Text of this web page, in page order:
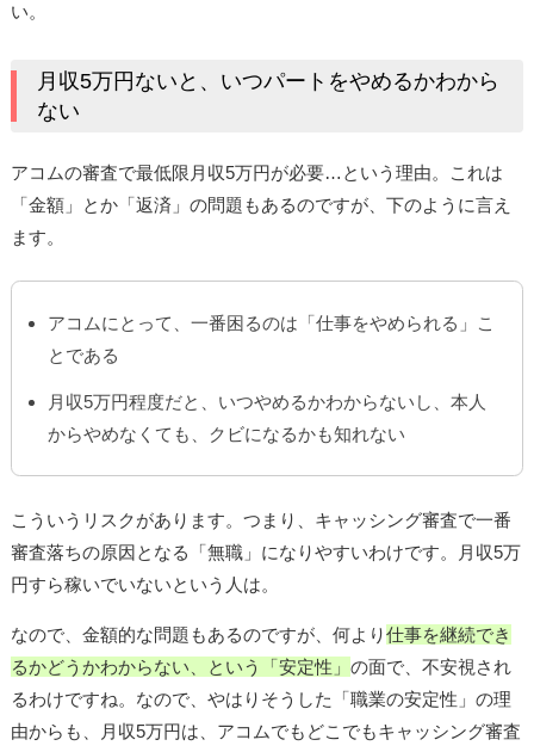
い。
月収5万円ないと、いつパートをやめるかわから
ない
アコムの審査で最低限月収5万円が必要…という理由。これは
「金額」とか「返済」の問題もあるのですが、下のように言え
ます。
アコムにとって、一番困るのは「仕事をやめられる」こ
とである
月収5万円程度だと、いつやめるかわからないし、本人
からやめなくても、クビになるかも知れない
こういうリスクがあります。つまり、キャッシング審査で一番
審査落ちの原因となる「無職」になりやすいわけです。月収5万
円すら稼いでいないという人は。
なので、金額的な問題もあるのですが、何より仕事を継続でき
るかどうかわからない、という「安定性」の面で、不安視され
るわけですね。なので、やはりそうした「職業の安定性」の理
由からも、月収5万円は、アコムでもどこでもキャッシング審査